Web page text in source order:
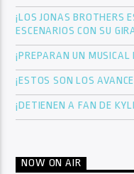
¡LOS JONAS BROTHERS
ESCENARIOS CON SU
¡PREPARAN UN MUSICAL
¡ESTOS SON LOS
¡DETIENEN A FAN DE
NOW ON AIR